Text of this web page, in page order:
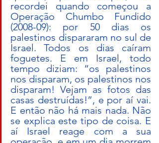
recordei quando começou a
Operação Chumbo Fundido
(2008-09): por 50 dias os
palestinos dispararam no sul de
Israel. Todos os dias caíram
foguetes. E em Israel, todo
tempo diziam: “os palestinos
nos disparam, os palestinos nos
disparam! Vejam as fotos das
casas destruídas!”, e por aí vai.
E então não há mais nada. Não
se explica este tipo de coisa. E
aí Israel reage com a sua